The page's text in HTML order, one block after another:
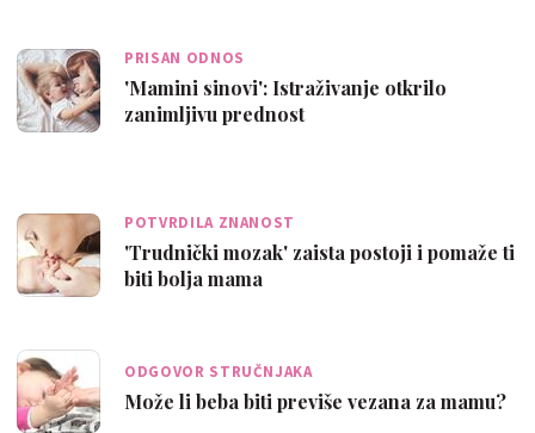
PRISAN ODNOS
'Mamini sinovi': Istraživanje otkrilo
zanimljivu prednost
POTVRDILA ZNANOST
'Trudnički mozak' zaista postoji i pomaže ti
biti bolja mama
ODGOVOR STRUČNJAKA
Može li beba biti previše vezana za mamu?